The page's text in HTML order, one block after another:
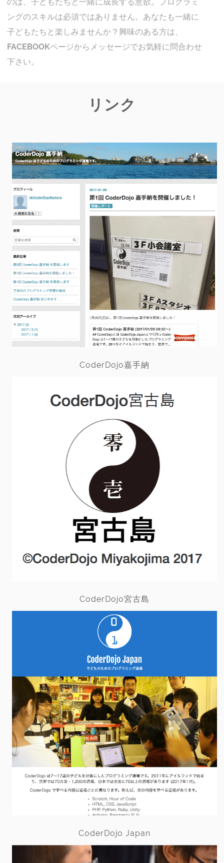
ングのスキルは必須ではありません。あなたも一緒に
子どもたちと楽しみませんか？興味のある方は、
FACEBOOKページからメッセージでお気軽に問合わせ
下さい。
リンク
CoderDojo嘉手納
CoderDojo宮古島
CoderDojo Japan